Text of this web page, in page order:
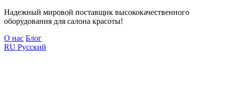
Надежный мировой поставщик высококачественного
оборудования для салона красоты!
О нас Блог
RU Русский